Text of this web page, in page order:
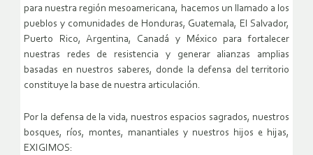
para nuestra región mesoamericana, hacemos un llamado a los
pueblos y comunidades de Honduras, Guatemala, El Salvador,
Puerto Rico, Argentina, Canadá y México para fortalecer
nuestras redes de resistencia y generar alianzas amplias
basadas en nuestros saberes, donde la defensa del territorio
constituye la base de nuestra articulación.
Por la defensa de la vida, nuestros espacios sagrados, nuestros
bosques, ríos, montes, manantiales y nuestros hijos e hijas,
EXIGIMOS: